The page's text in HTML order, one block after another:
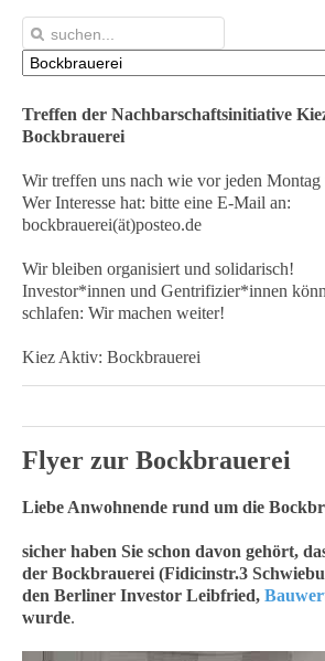
Treffen der Nachbarschaftsinitiative
Bockbrauerei
Wir treffen uns nach wie vor jeden
Wer Interesse hat: bitte eine E-Mail an:
bockbrauerei(ät)posteo.de
Wir bleiben organisiert und solidarisch!
Investor*innen und Gentrifizier*innen
schlafen: Wir machen weiter!
Kiez Aktiv: Bockbrauerei
Flyer zur Bockbrauerei
Liebe Anwohnende rund um die
sicher haben Sie schon davon gehört,
der Bockbrauerei (Fidicinstr.3
den Berliner Investor Leibfried,
wurde.